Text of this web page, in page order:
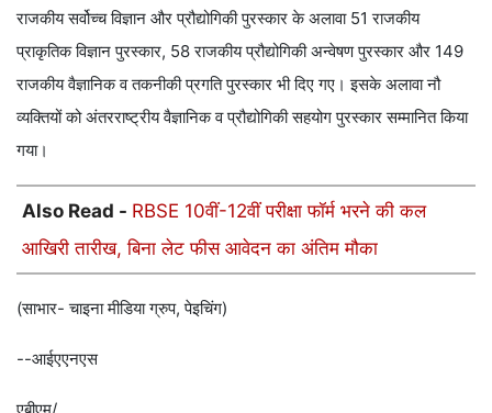
राजकीय सर्वोच्च विज्ञान और प्रौद्योगिकी पुरस्कार के अलावा 51 राजकीय
प्राकृतिक विज्ञान पुरस्कार, 58 राजकीय प्रौद्योगिकी अन्वेषण पुरस्कार और 149
राजकीय वैज्ञानिक व तकनीकी प्रगति पुरस्कार भी दिए गए। इसके अलावा नौ
व्यक्तियों को अंतरराष्ट्रीय वैज्ञानिक व प्रौद्योगिकी सहयोग पुरस्कार सम्मानित किया
गया।
Also Read - RBSE 10वीं-12वीं परीक्षा फॉर्म भरने की कल
आखिरी तारीख, बिना लेट फीस आवेदन का अंतिम मौका
(साभार- चाइना मीडिया ग्रुप, पेइचिंग)
--आईएएनएस